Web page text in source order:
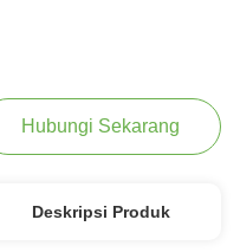
Hubungi Sekarang
Deskripsi Produk